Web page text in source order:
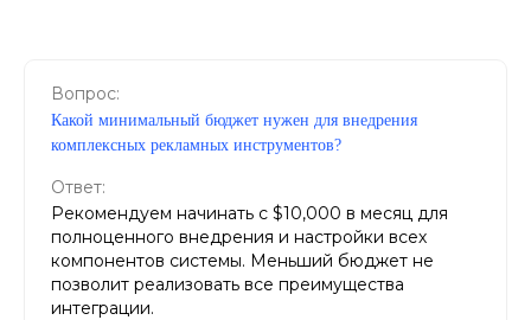
Вопрос:
Какой минимальный бюджет нужен для внедрения
комплексных рекламных инструментов?
Ответ:
Рекомендуем начинать с $10,000 в месяц для
полноценного внедрения и настройки всех
компонентов системы. Меньший бюджет не
позволит реализовать все преимущества
интеграции.